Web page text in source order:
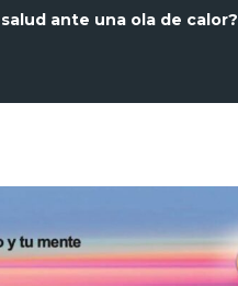
ante una ola de calor?